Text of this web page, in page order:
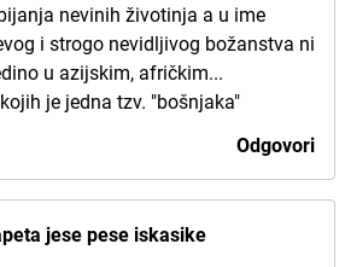
nevinih životinja a u ime
i strogo nevidljivog božanstva ni
u azijskim, afričkim...
je jedna tzv. "bošnjaka"
Odgovori
jese pese iskasike